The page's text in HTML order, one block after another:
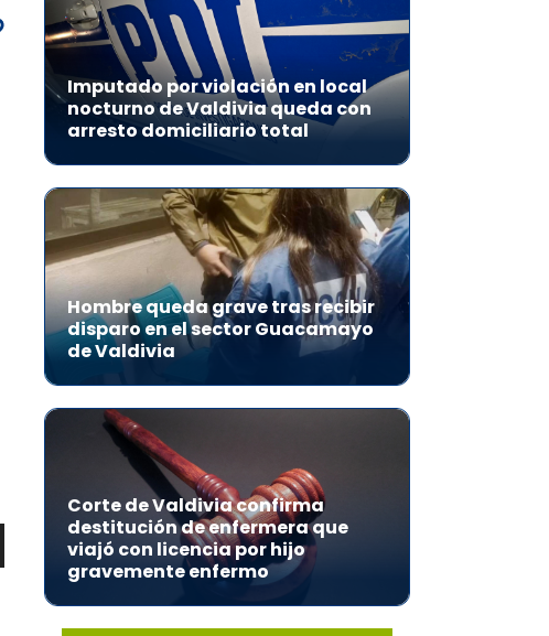
Imputado por violación en local
nocturno de Valdivia queda con
arresto domiciliario total
Hombre queda grave tras recibir
disparo en el sector Guacamayo
de Valdivia
Corte de Valdivia confirma
destitución de enfermera que
viajó con licencia por hijo
gravemente enfermo